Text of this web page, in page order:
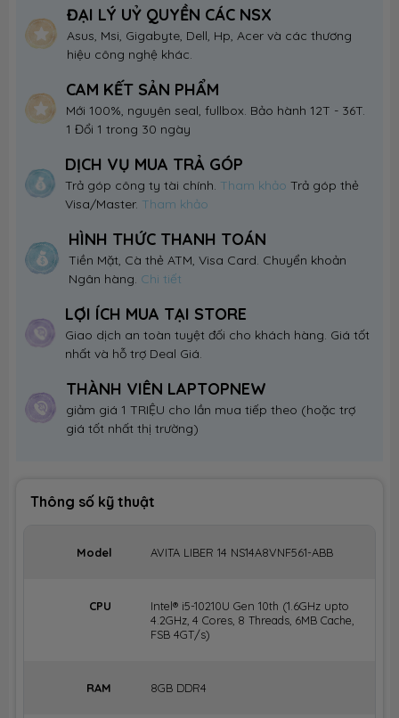
ĐẠI LÝ UỶ QUYỀN CÁC NSX
Asus, Msi, Gigabyte, Dell, Hp, Acer và các thương
hiệu công nghệ khác.
CAM KẾT SẢN PHẨM
Mới 100%, nguyên seal, fullbox. Bảo hành 12T - 36T.
1 Đổi 1 trong 30 ngày
DỊCH VỤ MUA TRẢ GÓP
Trả góp công ty tài chính. Tham khảoTrả góp thẻ
Visa/Master. Tham khảo
HÌNH THỨC THANH TOÁN
Tiền Mặt, Cà thẻ ATM, Visa Card. Chuyển khoản
Ngân hàng. Chi tiết
LỢI ÍCH MUA TẠI STORE
Giao dịch an toàn tuyệt đối cho khách hàng. Giá tốt
nhất và hỗ trợ Deal Giá.
THÀNH VIÊN LAPTOPNEW
giảm giá 1 TRIỆU cho lần mua tiếp theo (hoặc trợ
giá tốt nhất thị trường)
Thông số kỹ thuật
Model AVITA LIBER 14 NS14A8VNF561-ABB
CPU
Intel® i5-10210U Gen 10th (1.6GHz upto
4.2GHz, 4 Cores, 8 Threads, 6MB Cache,
FSB 4GT/s)
RAM 8GB DDR4